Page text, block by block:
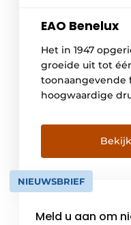
EAO Benelux
Het in 1947
groeide uit tot
toonaangevende
hoogwaardige
en met complete
HMI systemen.
medewerkers
wereldwijd
Met
NIEUWSBRIEF
Meld u aan om